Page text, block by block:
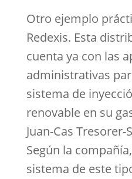
Otro ejemplo
Redexis. Esta
cuenta ya con las
administrativas
sistema de
renovable en su
Juan-Cas
Según la
sistema de este